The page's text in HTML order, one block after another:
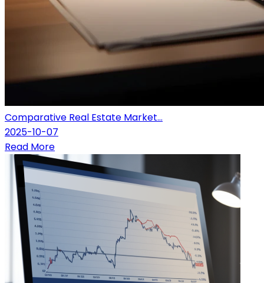
Comparative Real Estate Market...
2025-10-07
Read More